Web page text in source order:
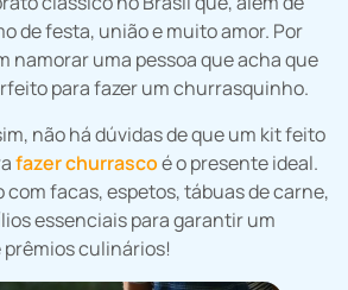
de festa, união e muito amor. Por
namorar uma pessoa que acha que
para fazer um churrasquinho.
não há dúvidas de que um kit feito
fazer churrascoé o presente ideal.
facas, espetos, tábuas de carne,
essenciais para garantir um
culinários!